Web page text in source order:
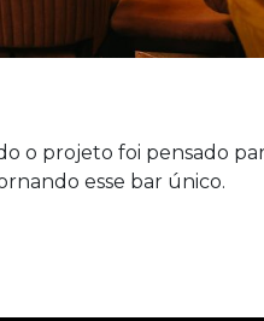
o projeto foi pensado
esse bar único.